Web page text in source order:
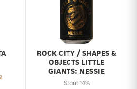
ROCK CITY / SHAPES &
OBJECTS LITTLE
GIANTS: NESSIE
Stout 14%